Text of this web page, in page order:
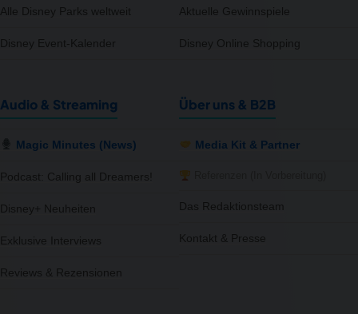
Alle Disney Parks weltweit
Disney Event-Kalender
Aktuelle Gewinnspiele
Disney Online Shopping
Audio & Streaming
Magic Minutes (News)
Podcast: Calling all Dreamers!
Disney+ Neuheiten
Exklusive Interviews
Reviews & Rezensionen
Über uns & B2B
Media Kit & Partner
Das Redaktionsteam
Kontakt & Presse